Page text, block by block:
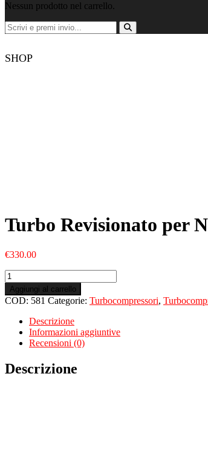
Nessun prodotto nel carrello.
SHOP
Turbo Revisionato per
€330.00
Turbo
Revisionato
per
NISSAN
Qashqai
K9K
quantità
Aggiungi al carrello
COD: 581 Categorie: Turbocompressori,
Descrizione
Informazioni aggiuntive
Recensioni (0)
Descrizione